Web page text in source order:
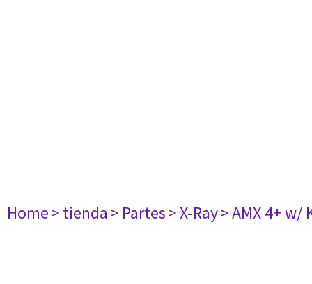
Home> tienda> Partes> X-Ray> AMX 4+ w/